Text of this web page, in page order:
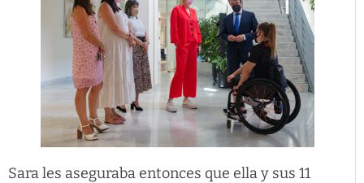
Sara les aseguraba entonces que ella y sus 11